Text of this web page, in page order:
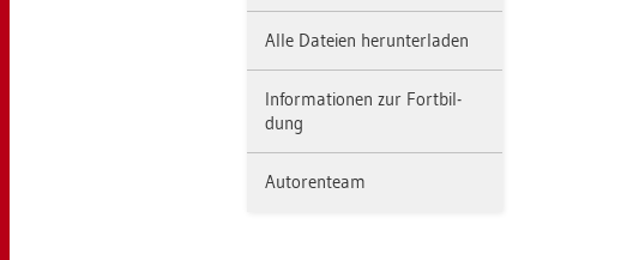
Alle Da­tei­en her­un­ter­la­den
In­for­ma­tio­nen zur Fort­bil­
dung
Au­to­ren­team